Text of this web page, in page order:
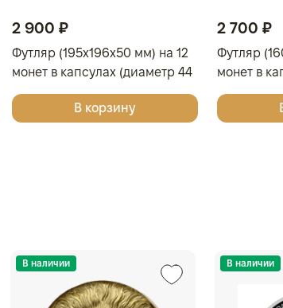
2 900 ₽
Футляр (195x196x50 мм) на 12
монет в капсулах (диаметр 44
мм), светло-бордовый
В корзину
2 700 ₽
Футляр
монет в
мм),
В наличии В наличии